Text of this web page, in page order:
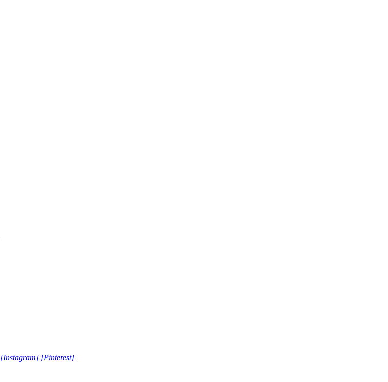
[Instagram] [Pinterest]